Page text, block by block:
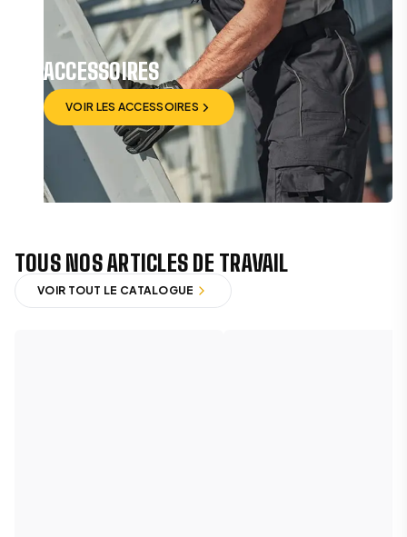
ACCESSOIRES
VOIR LES ACCESSOIRES
VOIR LES ACCESSOIRES
TOUS NOS ARTICLES DE TRAVAIL
VOIR TOUT LE CATALOGUE